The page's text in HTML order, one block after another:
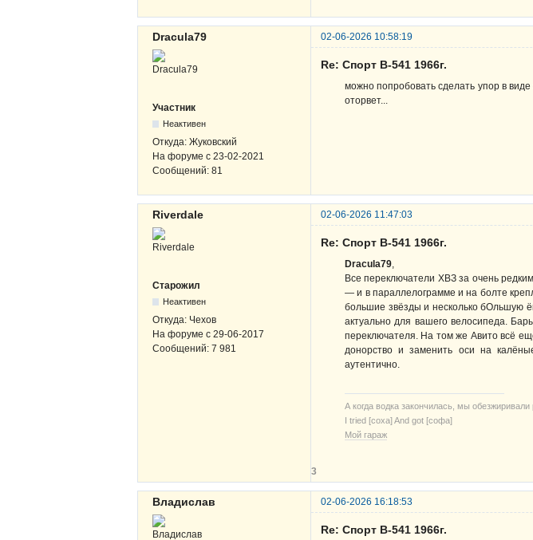
Dracula79 02-06-2026 10:58:19
Участник
Неактивен
Откуда: Жуковский
На форуме с 23-02-2021
Сообщений: 81
Re: Спорт В-541 1966г.
можно попробовать сделать упор в
оторвет...
Riverdale 02-06-2026 11:47:03
Старожил
Неактивен
Откуда: Чехов
На форуме с 29-06-2017
Сообщений: 7 981
Re: Спорт В-541 1966г.
Dracula79,
Все переключатели ХВЗ за очень
— и в параллелограмме и на болте
большие звёзды и несколько бОльшую
актуально для вашего велосипеда.
переключателя. На том же Авито всё
донорство и заменить оси на
аутентично.
А когда водка закончилась, мы
I tried [соха] And got [софа]
Мой гараж
3
Владислав 02-06-2026 16:18:53
Re: Спорт В-541 1966г.